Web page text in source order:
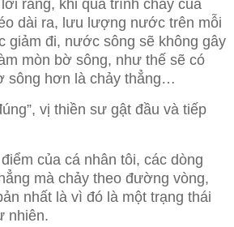
rằng, khi quá trình chảy của
dài ra, lưu lượng nước trên mỗi
giảm đi, nước sông sẽ không gây
mòn bờ sông, như thế sẽ có
sông hơn là chảy thẳng…
vị thiền sư gật đầu và tiếp
của cá nhân tôi, các dòng
mà chảy theo đường vòng,
nhất là vì đó là một trạng thái
nhiên.